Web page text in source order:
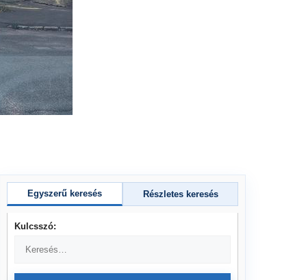
Egyszerű keresés Részletes keresés
Kulcsszó: